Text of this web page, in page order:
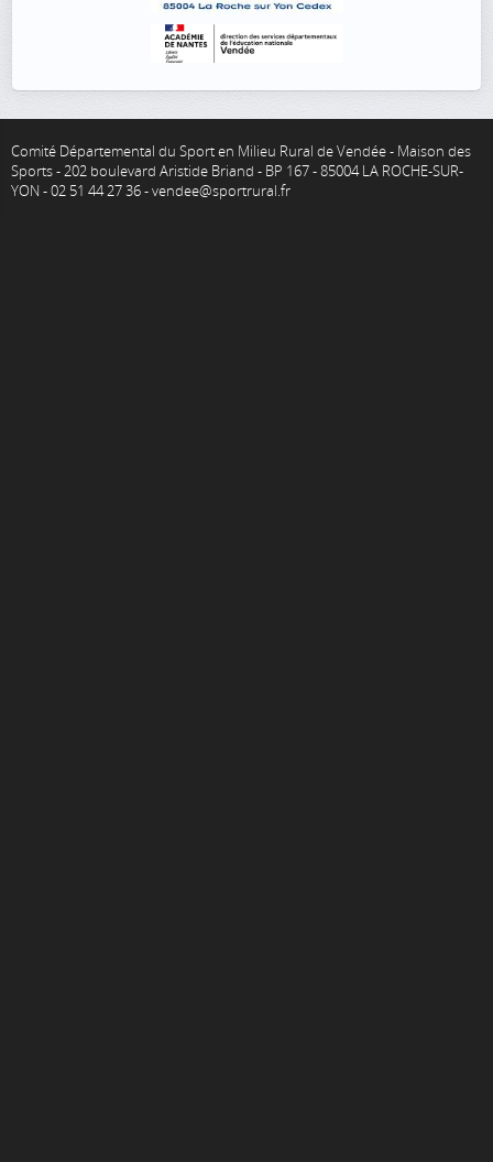
Comité Départemental du Sport en Milieu Rural de Vendée - Maison des
Sports - 202 boulevard Aristide Briand - BP 167 - 85004 LA ROCHE-SUR-
YON - 02 51 44 27 36 - vendee@sportrural.fr